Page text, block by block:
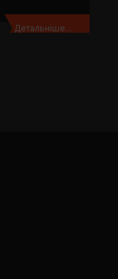
Детальніше...